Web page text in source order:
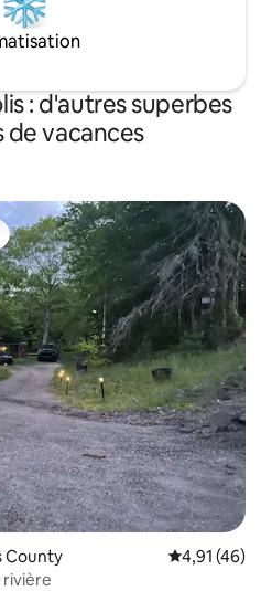
: d'autres superbes
de vacances
County Évaluation
4,91 (46)
rivière